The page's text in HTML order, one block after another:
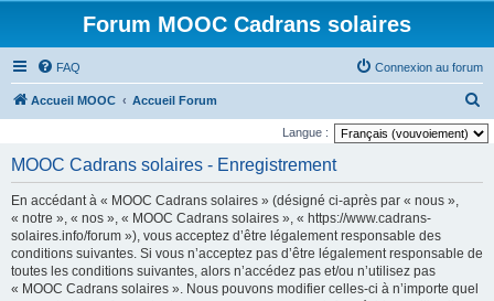
Forum MOOC Cadrans solaires
FAQ Connexion au forum
Accueil MOOC Accueil Forum
e
Langue :
MOOC Cadrans solaires - Enregistrement
En accédant à « MOOC Cadrans solaires » (désigné ci-après par « nous »,
« notre », « nos », « MOOC Cadrans solaires », « https://www.cadrans-
solaires.info/forum »), vous acceptez d’être légalement responsable des
conditions suivantes. Si vous n’acceptez pas d’être légalement responsable de
toutes les conditions suivantes, alors n’accédez pas et/ou n’utilisez pas
« MOOC Cadrans solaires ». Nous pouvons modifier celles-ci à n’importe quel